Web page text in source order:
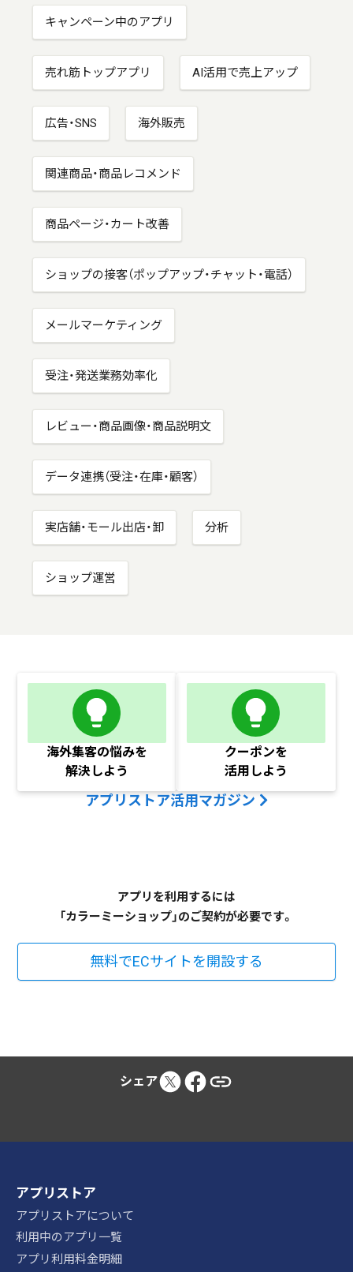
キャンペーン中のアプリ
売れ筋トップアプリ AI活用で売上アップ
広告・SNS 海外販売
関連商品・商品レコメンド
商品ページ・カート改善
ショップの接客（ポップアップ・チャット・電話）
メールマーケティング
受注・発送業務効率化
レビュー・商品画像・商品説明文
データ連携（受注・在庫・顧客）
実店舗・モール出店・卸 分析
ショップ運営
海外集客の悩みを
解決しよう
クーポンを
活用しよう
アプリストア活用マガジン
アプリを利用するには
「カラーミーショップ」のご契約が必要です。
無料でECサイトを開設する
シェア
アプリストア
アプリストアについて
利用中のアプリ一覧
アプリ利用料金明細